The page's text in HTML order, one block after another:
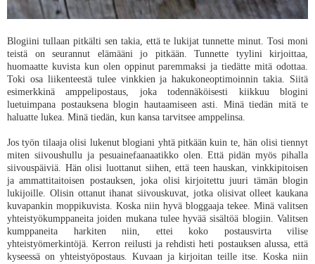
Blogiini tullaan pitkälti sen takia, että te lukijat tunnette minut. Tosi moni
teistä on seurannut elämääni jo pitkään. Tunnette tyylini kirjoittaa,
huomaatte kuvista kun olen oppinut paremmaksi ja tiedätte mitä odottaa.
Toki osa liikenteestä tulee vinkkien ja hakukoneoptimoinnin takia. Siitä
esimerkkinä amppelipostaus, joka todennäköisesti kiikkuu blogini
luetuimpana postauksena blogin hautaamiseen asti. Minä tiedän mitä te
haluatte lukea. Minä tiedän, kun kansa tarvitsee amppelinsa.
Jos työn tilaaja olisi lukenut blogiani yhtä pitkään kuin te, hän olisi tiennyt
miten siivoushullu ja pesuainefaanaatikko olen. Että pidän myös pihalla
siivouspäiviä. Hän olisi luottanut siihen, että teen hauskan, vinkkipitoisen
ja ammattitaitoisen postauksen, joka olisi kirjoitettu juuri tämän blogin
lukijoille. Olisin ottanut ihanat siivouskuvat, jotka olisivat olleet kaukana
kuvapankin moppikuvista. Koska niin hyvä bloggaaja tekee. Minä valitsen
yhteistyökumppaneita joiden mukana tulee hyvää sisältöä blogiin. Valitsen
kumppaneita harkiten niin, ettei koko postausvirta vilise
yhteistyömerkintöjä. Kerron reilusti ja rehdisti heti postauksen alussa, että
kyseessä on yhteistyöpostaus. Kuvaan ja kirjoitan teille itse. Koska niin